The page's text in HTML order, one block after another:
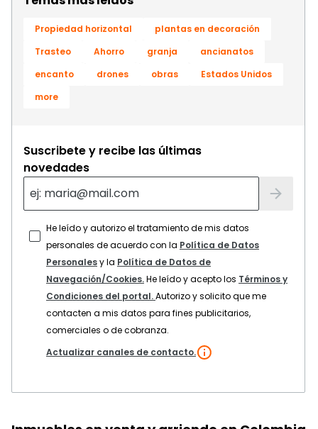
Propiedad horizontal
plantas en decoración
Trasteo
Ahorro granja
ancianatos
encanto
drones obras
Estados Unidos
more
Suscribete y recibe las últimas
novedades
He leído y autorizo el tratamiento de mis datos
personales de acuerdo con la Política de Datos
Personalesy la Política de Datos de
Navegación/Cookies.He leído y acepto los Términos y
Condiciones del portal.Autorizo y solicito que me
contacten a mis datos para fines publicitarios,
comerciales o de cobranza.
Actualizar canales de contacto.